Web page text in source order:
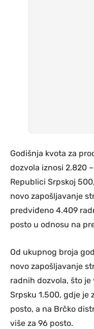
Godišnja kvota za
dozvola iznosi 2.820
Republici Srpskoj
novo zapošljavanje
predviđeno 4.409
posto u odnosu na
Od ukupnog broja
novo zapošljavanje
radnih dozvola, što je
Srpsku 1.500, gdje je
posto, a na Brčko
više za 96 posto.